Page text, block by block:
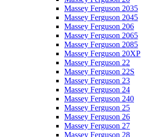
Massey Ferguson 2035
Massey Ferguson 2045
Massey Ferguson 206
Massey Ferguson 2065
Massey Ferguson 2085
Massey Ferguson 20XP
Massey Ferguson 22
Massey Ferguson 22S
Massey Ferguson 23
Massey Ferguson 24
Massey Ferguson 240
Massey Ferguson 25
Massey Ferguson 26
Massey Ferguson 27
Massey Ferguson 28